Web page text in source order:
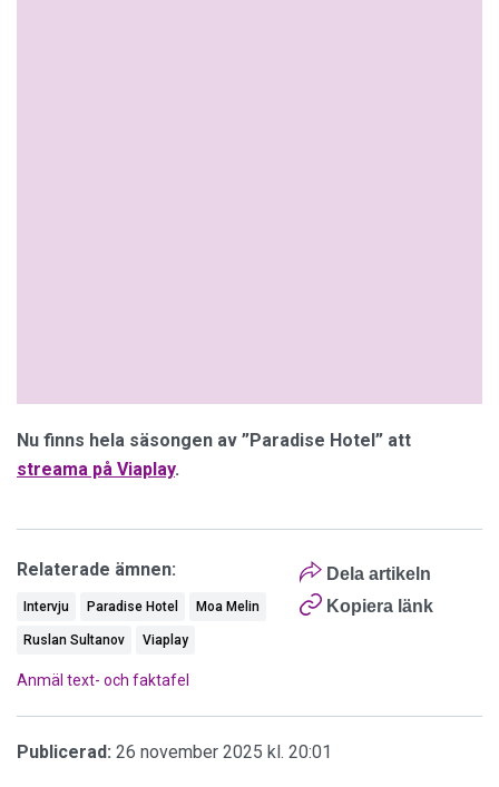
Nu finns hela säsongen av ”Paradise Hotel” att
streama på Viaplay.
Dela artikeln
Kopiera länk
Relaterade ämnen:
Intervju Paradise Hotel Moa Melin
Ruslan Sultanov Viaplay
Anmäl text- och faktafel
Publicerad: 26 november 2025 kl. 20:01